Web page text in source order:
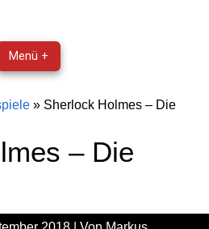
Menü +
» Sherlock Holmes – Die
– Die